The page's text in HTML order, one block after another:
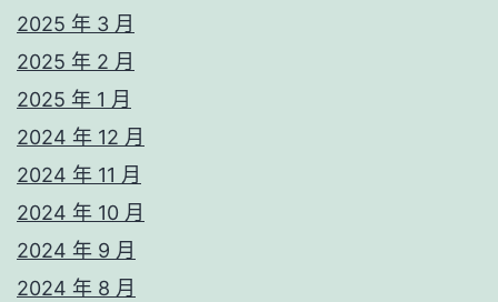
2025 年 3 月
2025 年 2 月
2025 年 1 月
2024 年 12 月
2024 年 11 月
2024 年 10 月
2024 年 9 月
2024 年 8 月